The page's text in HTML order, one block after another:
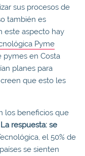
sus procesos de
también es
este aspecto hay
Pyme
pymes en Costa
planes para
que esto les
los beneficios que
La respuesta: se
el 50% de
se sienten